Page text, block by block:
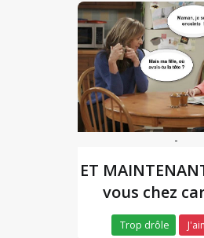
-
ET
vous chez
Trop drôle